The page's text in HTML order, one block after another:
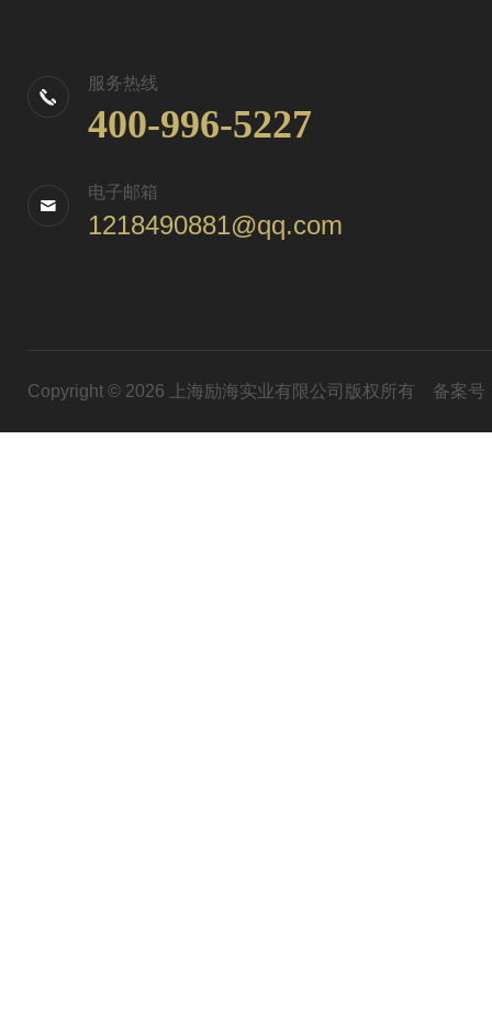
服务热线
400-996-5227
电子邮箱
1218490881@qq.com
Copyright © 2026 上海励海实业有限公司版权所有 备案号